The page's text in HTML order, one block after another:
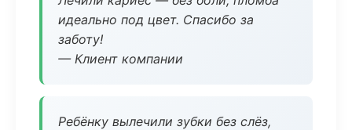
идеально под цвет. Спасибо за
заботу!
— Клиент компании
Ребёнку вылечили зубки без слёз,